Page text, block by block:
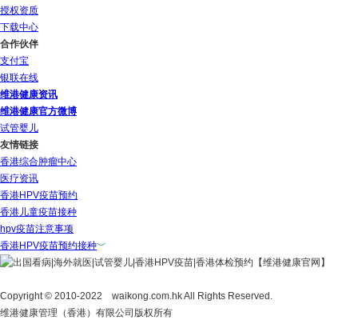
授权资质
下载中心
合作伙伴
支付宝
银联在线
维港健康资讯
维港健康官方微博
试管婴儿
友情链接
香港综合肿瘤中心
医疗资讯
香港HPV疫苗预约
香港儿童疫苗接种
hpv疫苗注意事项
香港HPV疫苗预约接种﹀
﹀
Copyright © 2010-2022 waikong.com.hk All Rights Reserved.
维港健康管理（香港）有限公司版权所有​